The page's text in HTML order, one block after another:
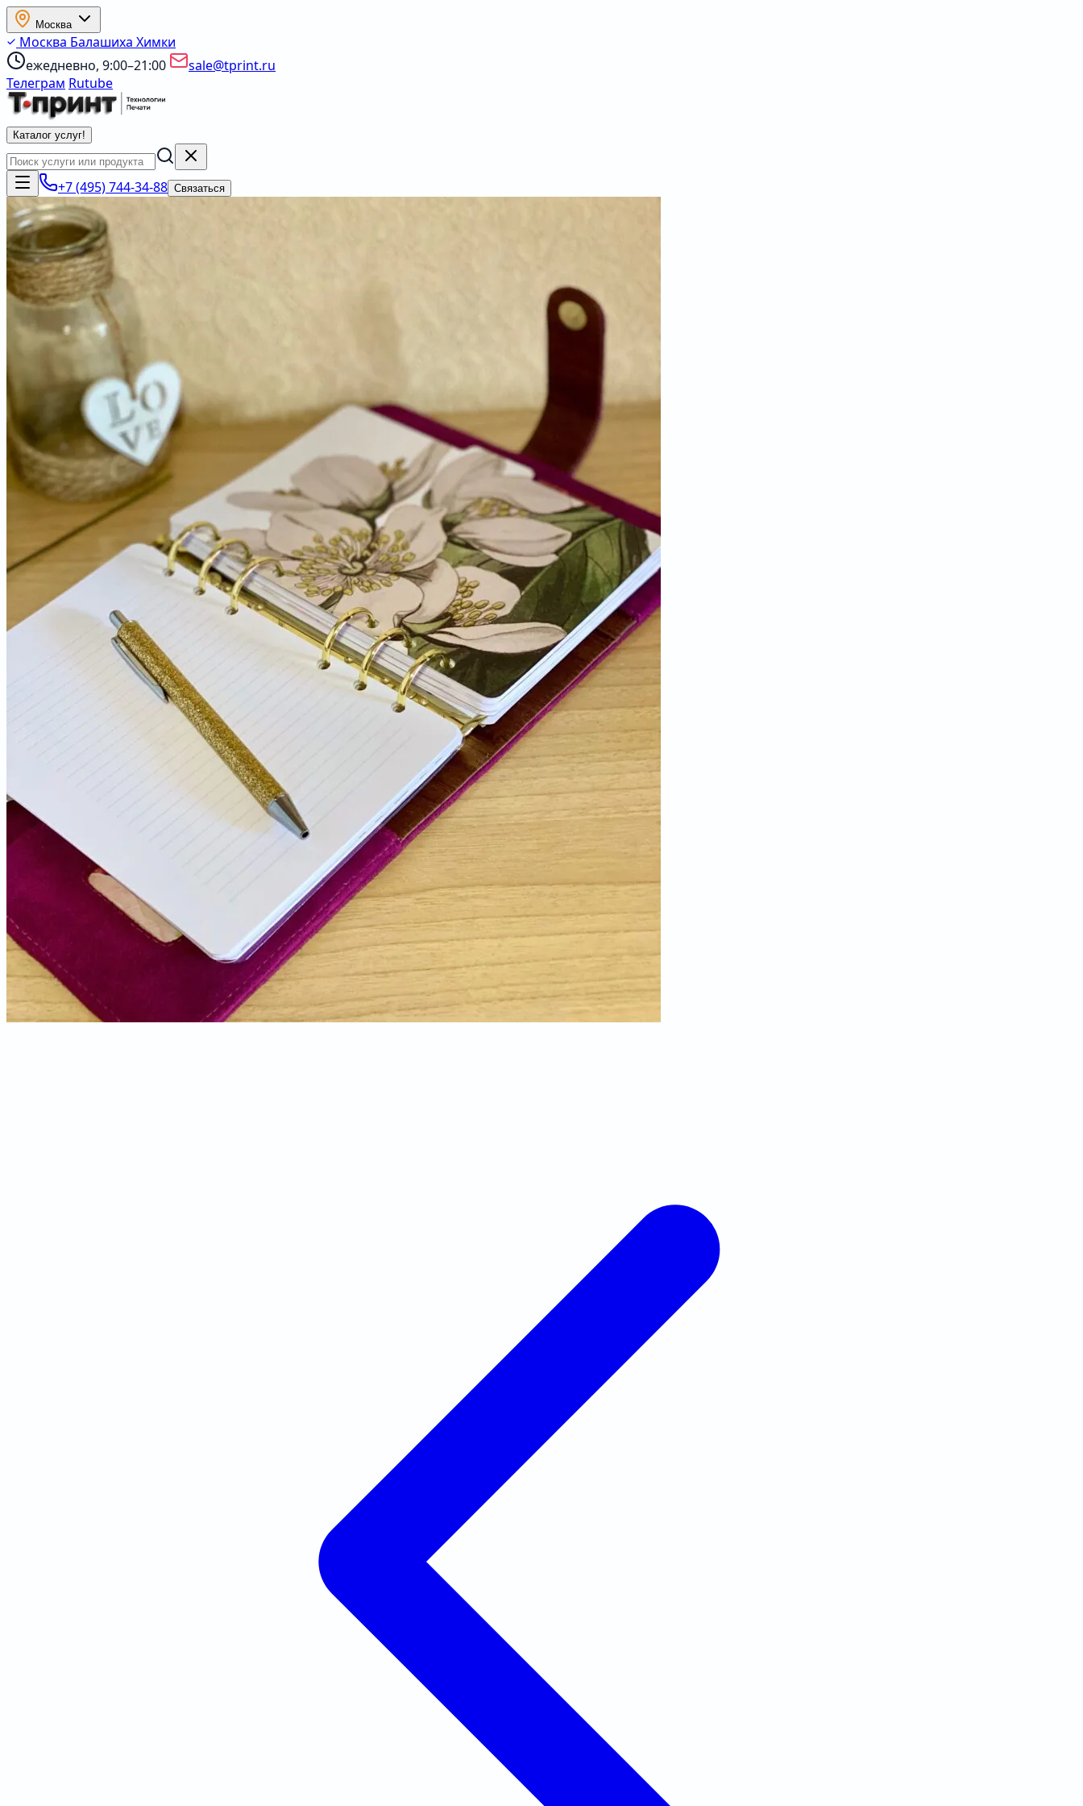
Москва
Москва Балашиха Химки
ежедневно, 9:00–21:00
sale@tprint.ru
Телеграм Rutube
Каталог услуг!
+7 (495) 744-34-88 Связаться